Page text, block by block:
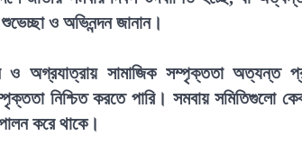
ও অভিনন্দন জানান।
অগ্রযাত্রায় সামাজিক সম্পৃক্ততা অত্যন্ত
নিশ্চিত করতে পারি। সমবায় সমিতিগুলো
করে থাকে।